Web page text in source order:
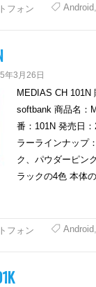
フォン Android
年3月26日
MEDIAS CH 101N
softbank 商品名：
番：101N 発売日
ラーラインナップ
ク、パウダーピン
ラックの4色 本体
フォン Android